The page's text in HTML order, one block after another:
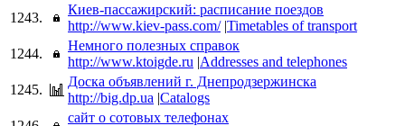
1243.
Киев-пассажирский: расписание поездов
http://www.kiev-pass.com/ |Timetables of transport
1244.
Немного полезных справок
http://www.ktoigde.ru |Addresses and telephones
1245.
Доска объявлений г. Днепродзержинска
http://big.dp.ua |Catalogs
сайт о сотовых телефонах